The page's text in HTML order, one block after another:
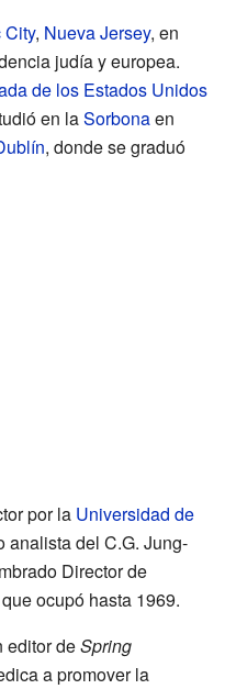
City, Nueva Jersey, en
judía y europea.
de los Estados Unidos
en laSorbonaen
, donde se graduó
por la Universidad de
analista del C.G. Jung-
Director de
ocupó hasta 1969.
editor deSpring
a promover la